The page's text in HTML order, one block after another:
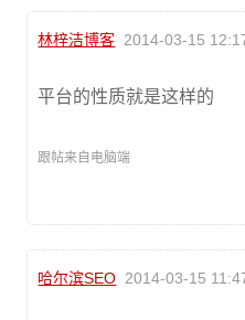
林梓洁博客 2014-03-15
平台的性质就是这样的
跟帖来自电脑端
哈尔滨SEO 2014-03-15